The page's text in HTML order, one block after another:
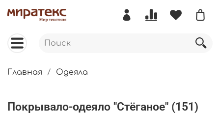
Главная Одеяла
Покрывало-одеяло "Стёганое" (151)